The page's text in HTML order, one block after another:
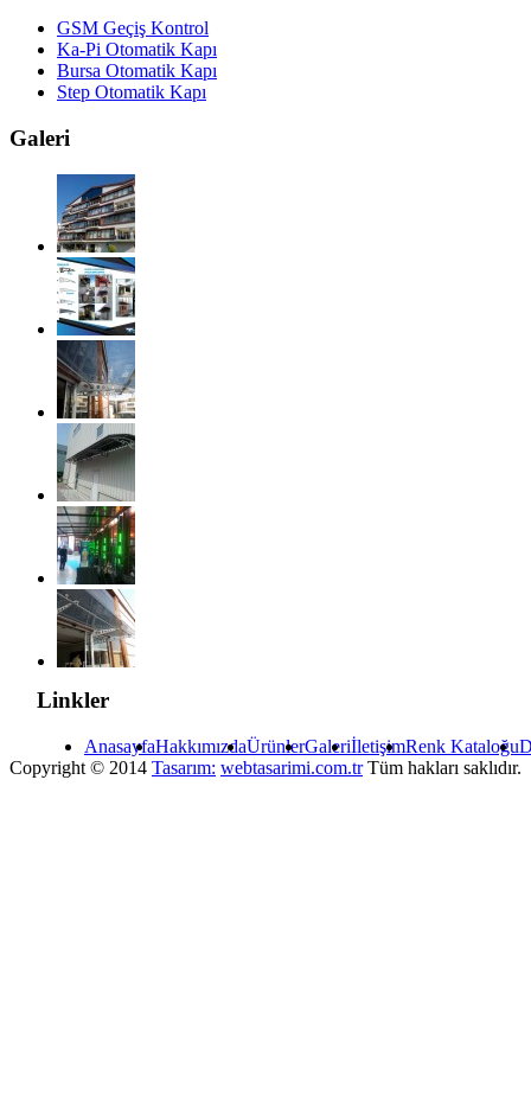
GSM Geçiş Kontrol
Ka-Pi Otomatik Kapı
Bursa Otomatik Kapı
Step Otomatik Kapı
Galeri
Linkler
AnasayfaHakkımızdaÜrünlerGaleriİletişimRenk Kataloğu
Copyright © 2014 Tasarım: webtasarimi.com.trTüm hakları saklıdır.